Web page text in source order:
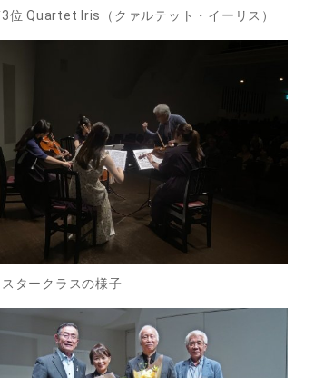
位 Quartet Iris（クァルテット・イーリス）
スタークラスの様子